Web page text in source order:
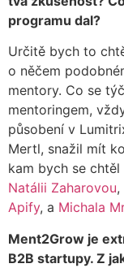
programu dal?
Určitě bych to
o něčem
mentory. Co se
mentoringem,
působení v
Mertl, snažil mít
kam bych se
Natálii Zaharovou,
Apify, a Michala
Ment2Grow je
B2B startupy. Z